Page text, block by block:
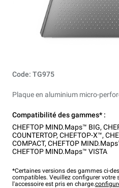
Code: TG975
Plaque en aluminium micro-
Compatibilité des gammes* :
CHEFTOP MIND.Maps™ BIG,
COUNTERTOP, CHEFTOP-X™,
COMPACT, CHEFTOP
CHEFTOP MIND.Maps™ VISTA
*Certaines versions des gammes ci-
compatibles. Veuillez configurer votre
l'accessoire est pris en charge.